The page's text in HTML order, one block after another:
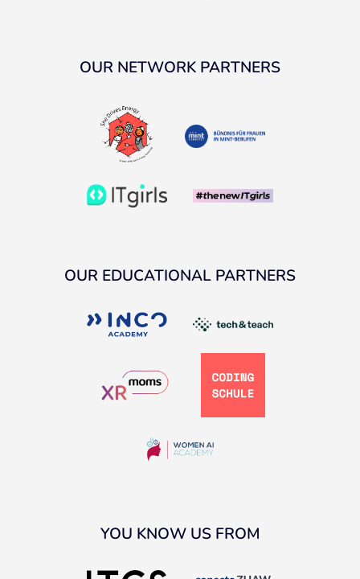
OUR NETWORK PARTNERS
OUR EDUCATIONAL PARTNERS
YOU KNOW US FROM